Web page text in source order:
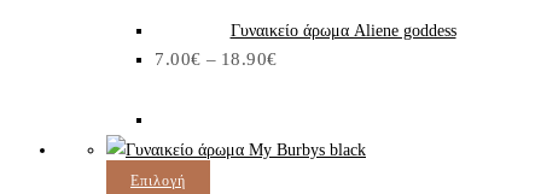
επιλεγούν
του
προϊόν
έχει
Οι
Γυναικείο άρωμα Aliene goddess
7.00€ – 18.90€
range:
Επιλογή